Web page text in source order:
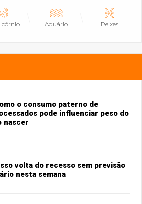
Aquário Peixes
o consumo paterno de
pode influenciar peso do
nascer
volta do recesso sem previsão
nesta semana